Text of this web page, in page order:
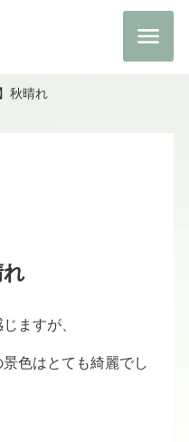
秋晴れ
れ
ますが、
色はとても綺麗でし